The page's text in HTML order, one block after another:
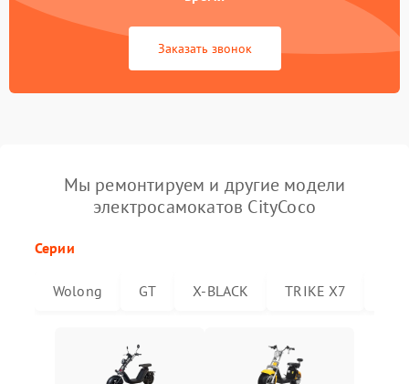
Заказать звонок
Мы ремонтируем и другие модели
электросамокатов CityCoco
Серии
Wolong GT X-BLACK TRIKE X7